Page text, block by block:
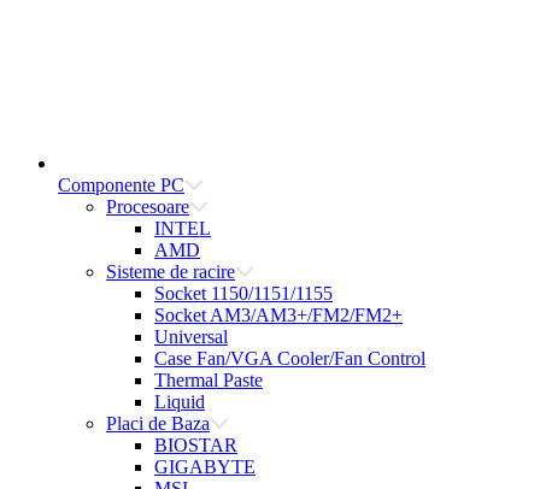
Componente PC
Procesoare
INTEL
AMD
Sisteme de racire
Socket 1150/1151/1155
Socket AM3/AM3+/FM2/FM2+
Universal
Case Fan/VGA Cooler/Fan Control
Thermal Paste
Liquid
Placi de Baza
BIOSTAR
GIGABYTE